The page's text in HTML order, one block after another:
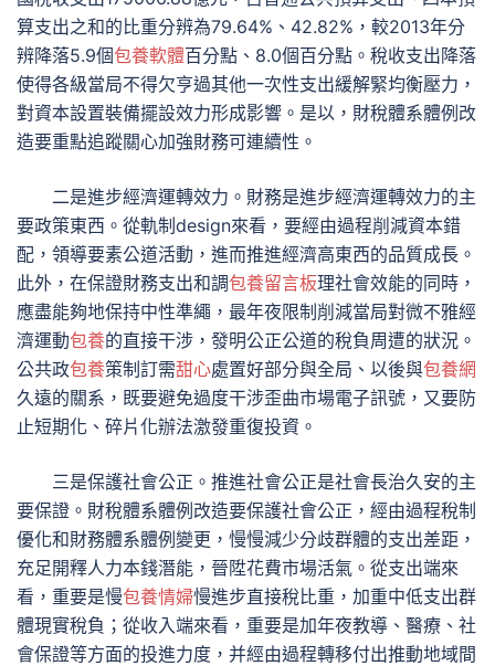
算支出之和的比重分辨為79.64%、42.82%，較2013年分
辨降落5.9個包養軟體百分點、8.0個百分點。稅收支出降落
使得各級當局不得欠亨過其他一次性支出緩解緊均衡壓力，
對資本設置裝備擺設效力形成影響。是以，財稅體系體例改
造要重點追蹤關心加強財務可連續性。
二是進步經濟運轉效力。財務是進步經濟運轉效力的主
要政策東西。從軌制design來看，要經由過程削減資本錯
配，領導要素公道活動，進而推進經濟高東西的品質成長。
此外，在保證財務支出和調包養留言板理社會效能的同時，
應盡能夠地保持中性準繩，最年夜限制削減當局對微不雅經
濟運動包養的直接干涉，發明公正公道的稅負周遭的狀況。
公共政包養策制訂需甜心處置好部分與全局、以後與包養網
久遠的關系，既要避免過度干涉歪曲市場電子訊號，又要防
止短期化、碎片化辦法激發重復投資。
三是保護社會公正。推進社會公正是社會長治久安的主
要保證。財稅體系體例改造要保護社會公正，經由過程稅制
優化和財務體系體例變更，慢慢減少分歧群體的支出差距，
充足開釋人力本錢潛能，晉陞花費市場活氣。從支出端來
看，重要是慢包養情婦慢進步直接稅比重，加重中低支出群
體現實稅負；從收入端來看，重要是加年夜教導、醫療、社
會保證等方面的投進力度，并經由過程轉移付出推動地域間